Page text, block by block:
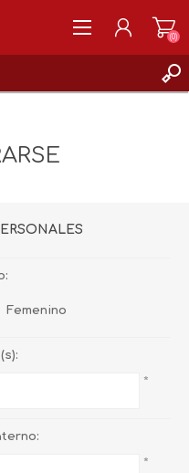
(0)
Femenino
*
*